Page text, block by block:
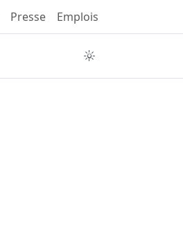
Presse Emplois